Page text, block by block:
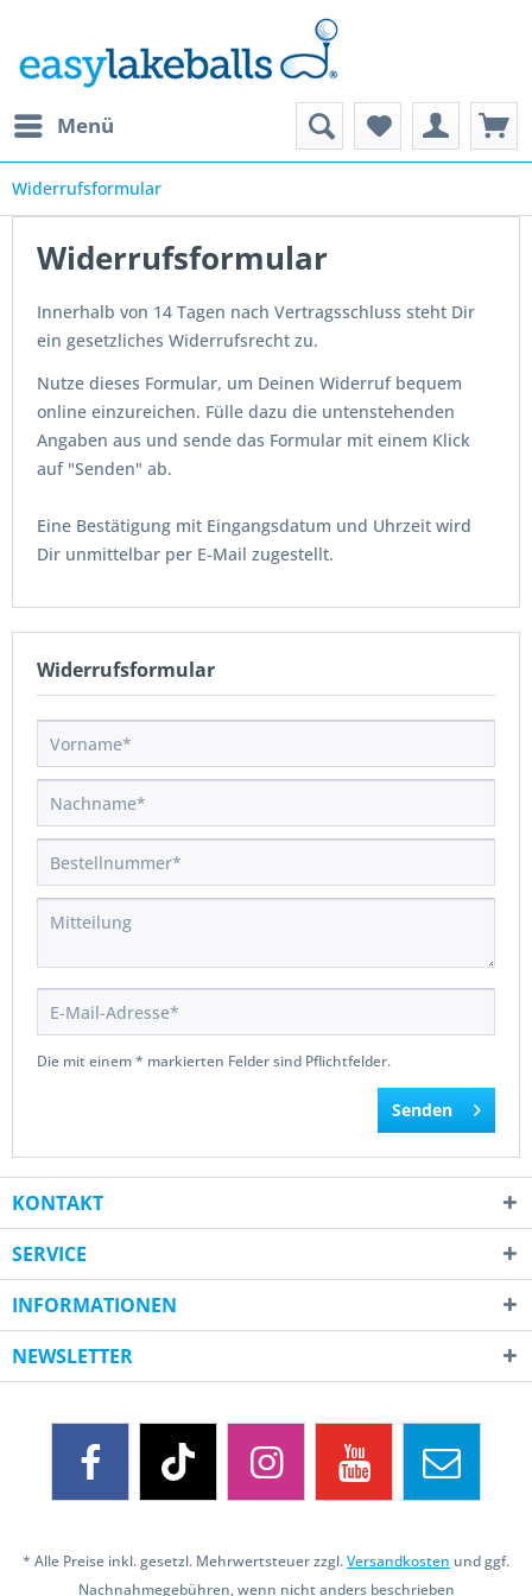
Menü
Widerrufsformular
Widerrufsformular
Innerhalb von 14 Tagen nach Vertragsschluss steht Dir
ein gesetzliches Widerrufsrecht zu.
Nutze dieses Formular, um Deinen Widerruf bequem
online einzureichen. Fülle dazu die untenstehenden
Angaben aus und sende das Formular mit einem Klick
auf "Senden" ab.
Eine Bestätigung mit Eingangsdatum und Uhrzeit wird
Dir unmittelbar per E-Mail zugestellt.
Widerrufsformular
Die mit einem * markierten Felder sind Pflichtfelder.
Senden
KONTAKT
SERVICE
INFORMATIONEN
NEWSLETTER
* Alle Preise inkl. gesetzl. Mehrwertsteuer zzgl.Versandkosten und ggf.
Nachnahmegebühren, wenn nicht anders beschrieben